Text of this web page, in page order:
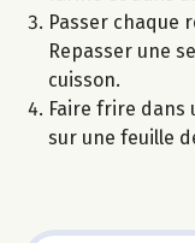
Passer chaque
Repasser une
cuisson.
Faire frire dans
sur une feuille